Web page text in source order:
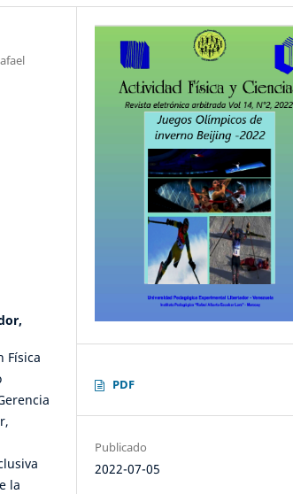
Física
la
PDF
Publicado
2022-07-05